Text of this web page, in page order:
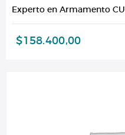
Experto en Armamento
$158.400,00